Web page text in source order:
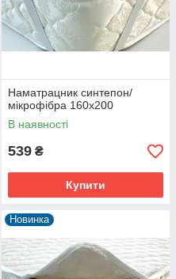
Наматрацник синтепон/
мікрофібра 160х200
В наявності
539 ₴
Купити
Новинка